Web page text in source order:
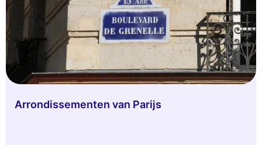
Arrondissementen van Parijs